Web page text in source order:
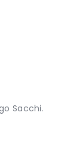
Sacchi.